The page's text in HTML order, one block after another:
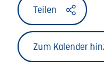
Teilen
Zum Kalender